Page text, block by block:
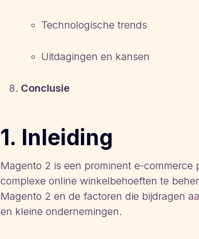
Technologische trends
Uitdagingen en kansen
Conclusie
1. Inleiding
Magento 2 is een prominent e-
complexe online winkelbehoeften te
Magento 2 en de factoren die bijdragen
en kleine ondernemingen.